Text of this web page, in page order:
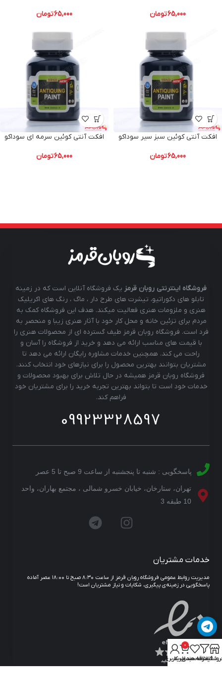
65,000تومان 65,000تومان
افکت آنتی کوئین سبز سیر سوداکو
65,000تومان
افکت آنتی کوئین سرمه ای سوداکو
65,000تومان
فروشگاه اینترنتی روبان قرمز یک فروشگاه آنلاین است که در زمینه
تابلو های دکوراتیو، تیشرت های طرح دار ، ماگ ، رنگ های اکریلیک
هنری و ملزومات هنری فعالیت میکند. هدف این فروشگاه کمک به
مردم برای تزئین خانه و محل کار خود با آثار هنری زیبا و منحصر به
فرد است. فروشگاه روبان قرمز طیف گسترده ای از محصولات هنری را
با قیمت های مناسب ارائه می دهد و خرید از فروشگاه را آسان و
راحت می کند. همچنین خدمات مشاوره رایگان ارائه می دهد تا
مشتریان بتوانند بهترین محصول را برای نیازهای خود انتخاب کنند.
فروشگاه روبان قرمز همیشه در حال تلاش برای بهبود محصولات و
خدمات خود است تا بتواند بهترین تجربه خرید را برای مشتریان خود
فراهم کند.
09923328597
پاسخگویی : شنبه تا پنجشنبه از ساعت 9 صبح تا 5 عصر
تهران، ستارخان، خیابان خسرو شمالی ، مجتمع بهاران، واحد
10 طبقه 3
خدمات مشتریان
مدیریت روابط عمومی فروشگاه روبان قرمز از ساعت ۸:۳۰ صبح تا ۱۸:۰۰ عصر آماده
پاسخگویی در زمینه‌ی پیگیری، شکایات و نیاز مشتریان است!
فیلترها
علاقه مندی
0
سبد خرید
حساب کاربری من